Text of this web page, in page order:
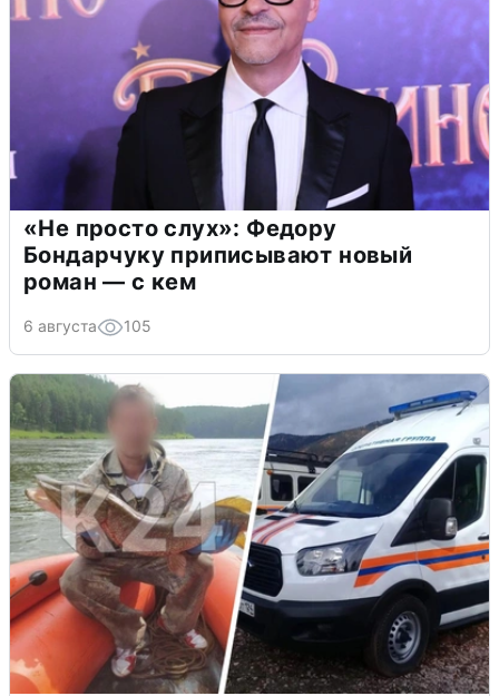
«Не просто слух»: Федору
Бондарчуку приписывают новый
роман — с кем
6 августа 105